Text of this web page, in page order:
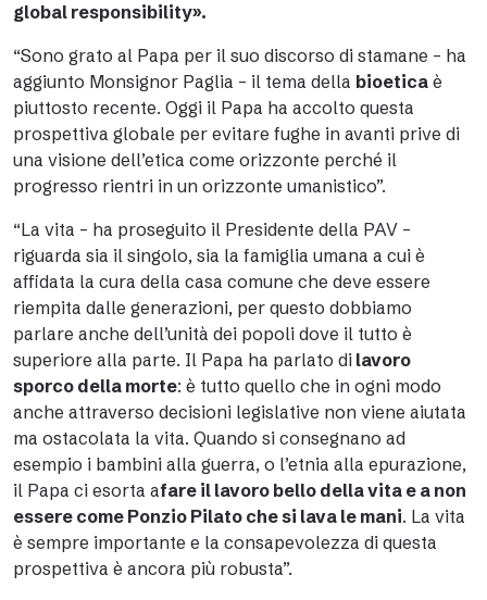
global responsibility».
“Sono grato al Papa per il suo discorso di stamane – ha
aggiunto Monsignor Paglia – il tema della bioetica è
piuttosto recente. Oggi il Papa ha accolto questa
prospettiva globale per evitare fughe in avanti prive di
una visione dell’etica come orizzonte perché il
progresso rientri in un orizzonte umanistico”.
“La vita – ha proseguito il Presidente della PAV –
riguarda sia il singolo, sia la famiglia umana a cui è
affidata la cura della casa comune che deve essere
riempita dalle generazioni, per questo dobbiamo
parlare anche dell’unità dei popoli dove il tutto è
superiore alla parte. Il Papa ha parlato di lavoro
sporco della morte: è tutto quello che in ogni modo
anche attraverso decisioni legislative non viene aiutata
ma ostacolata la vita. Quando si consegnano ad
esempio i bambini alla guerra, o l’etnia alla epurazione,
il Papa ci esorta afare il lavoro bello della vita e a non
essere come Ponzio Pilato che si lava le mani. La vita
è sempre importante e la consapevolezza di questa
prospettiva è ancora più robusta”.